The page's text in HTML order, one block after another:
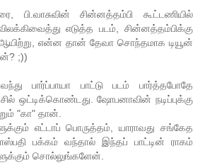
பி.வாசுவின் சின்னத்தம்பி கூட்டணியில்
எடுத்த படம், சின்னத்தம்பிக்கு
ஆயிற்று, என்ன தான் தேவா சொந்தமாக டியூன்
;))
பார்ப்பாயா பாட்டு படம் பார்த்தபோதே
ஒட்டிக்கொண்டது. ஷோபனாவின் நடிப்புக்கு
"கா" தான்.
எட்டாப் பொருத்தம், யாராவது சங்கேத
பக்கம் வந்தால் இந்தப் பாட்டின் ராகம்
சொல்லுங்களேன்.